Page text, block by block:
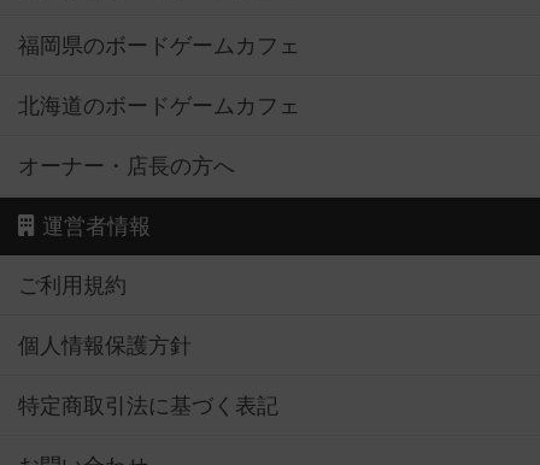
福岡県のボードゲームカフェ
北海道のボードゲームカフェ
オーナー・店長の方へ
運営者情報
ご利用規約
個人情報保護方針
特定商取引法に基づく表記